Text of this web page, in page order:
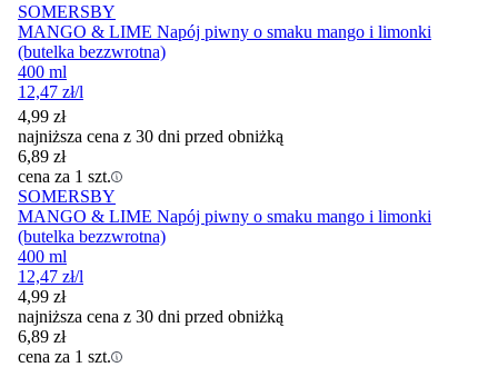
SOMERSBY
MANGO & LIME Napój piwny o smaku mango i limonki
(butelka bezzwrotna)
400 ml
12,47 zł/l
4,99 zł
najniższa cena z 30 dni przed obniżką
6,89 zł
cena za 1 szt.
SOMERSBY
MANGO & LIME Napój piwny o smaku mango i limonki
(butelka bezzwrotna)
400 ml
12,47 zł/l
4,99 zł
najniższa cena z 30 dni przed obniżką
6,89 zł
cena za 1 szt.